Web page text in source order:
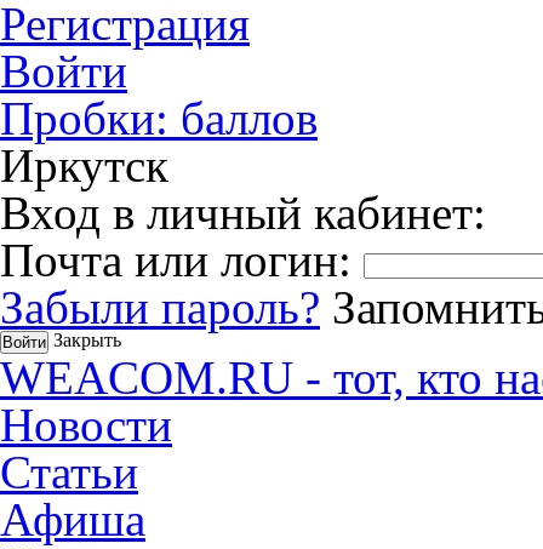
Регистрация
Войти
Пробки: баллов
Иркутск
Вход в личный кабинет:
Почта или логин:
Забыли пароль?
Закрыть
WEACOM.RU - тот, кто
Новости
Статьи
Афиша